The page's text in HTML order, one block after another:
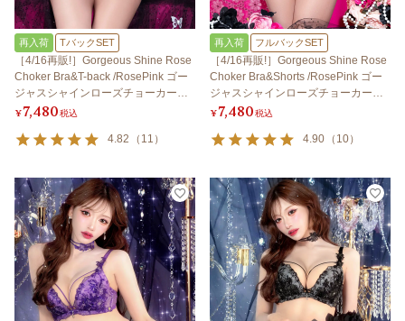
再入荷 TバックSET
［4/16再販!］Gorgeous Shine Rose
Choker Bra&T-back /RosePink ゴー
ジャスシャインローズチョーカーブ
ラ＆Tバック / ローズピンク
¥7,480税込
4.82 （ 11 ）
再入荷 フルバックSET
［4/16再販!］Gorgeous Shine Rose
Choker Bra&Shorts /RosePink ゴー
ジャスシャインローズチョーカーブ
ラ＆ショーツ / ローズピンク
¥7,480税込
4.90 （ 10）